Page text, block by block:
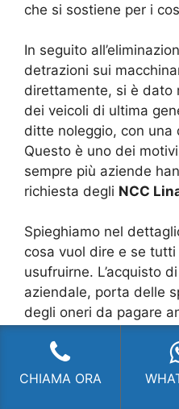
che si sostiene per i
In seguito
detrazioni sui
direttamente, si è dato
dei veicoli di ultima
ditte noleggio, con una
Questo è uno dei
sempre più aziende
richiesta degli NCC
Spieghiamo nel
cosa vuol dire e se
usufruirne. L’acquisto
aziendale, porta delle
degli oneri da pagare
Oltre a questi occorre
eventuali danni che
CHIAMA ORA